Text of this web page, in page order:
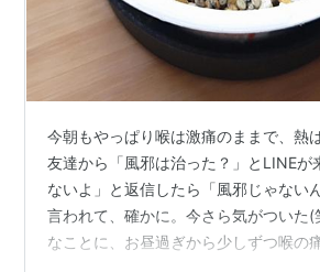
今朝もやっぱり喉は激痛のままで、熱
友達から「風邪は治った？」とLINEが
ないよ」と返信したら「風邪じゃない
言われて、確かに。今さら気がついた(
なことに、お昼過ぎから少しずつ喉の